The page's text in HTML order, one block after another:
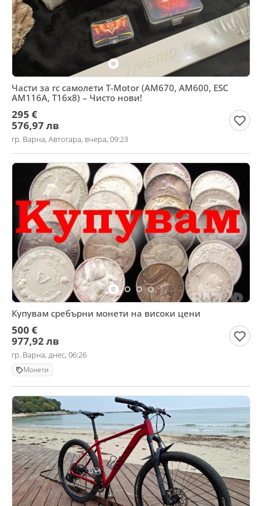
Части за rc самолети T-Motor (AM670, AM600, ESC
AM116A, T16x8) – Чисто нови!
295 €
576,97 лв
гр. Варна, Автогара, вчера, 09:23
Купувам сребърни монети на високи цени
500 €
977,92 лв
гр. Варна, днес, 06:26
Монети